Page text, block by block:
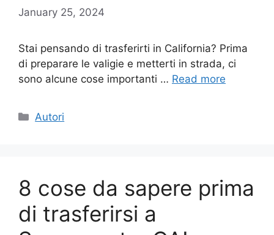
January 25, 2024
Stai pensando di trasferirti in California? Prima
di preparare le valigie e metterti in strada, ci
sono alcune cose importanti … Read more
Categories
Autori
8 cose da sapere prima
di trasferirsi a